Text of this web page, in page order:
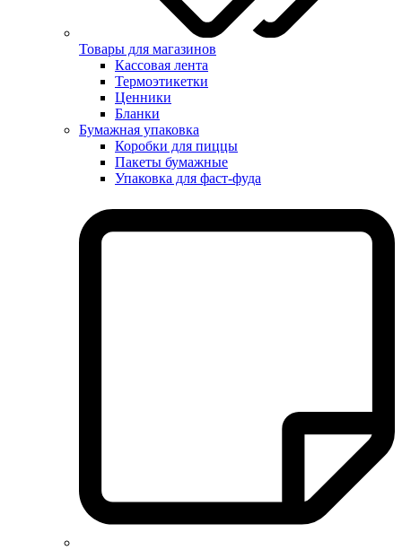
Товары для магазинов
Кассовая лента
Термоэтикетки
Ценники
Бланки
Бумажная упаковка
Коробки для пиццы
Пакеты бумажные
Упаковка для фаст-фуда